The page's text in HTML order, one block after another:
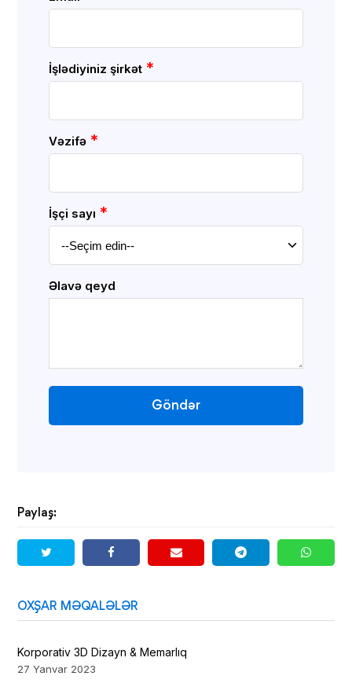
İşlədiyiniz şirkət *
Vəzifə *
İşçi sayı *
Əlavə qeyd
Göndər
Paylaş:
OXŞAR MƏQALƏLƏR
Korporativ 3D Dizayn & Memarlıq
27 Yanvar 2023